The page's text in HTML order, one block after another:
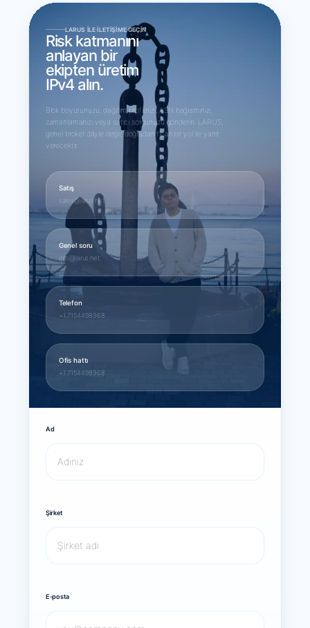
LARUS ILE İLETIŞIME GEÇIN
Risk katmanını
anlayan bir
ekipten üretim
IPv4 alın.
Blok boyutunuzu, dağıtım profilinizi, ASN bağlamınızı,
zamanlamanızı veya satıcı sorgunuzu gönderin. LARUS,
genel broker diliyle değil, doğrudan ticari bir yol ile yanıt
verecektir.
Satış
sales@larus.net
Genel soru
info@larus.net
Telefon
+1 7154498968
Ofis hattı
+1 7154498968
Ad
Şirket
E-posta